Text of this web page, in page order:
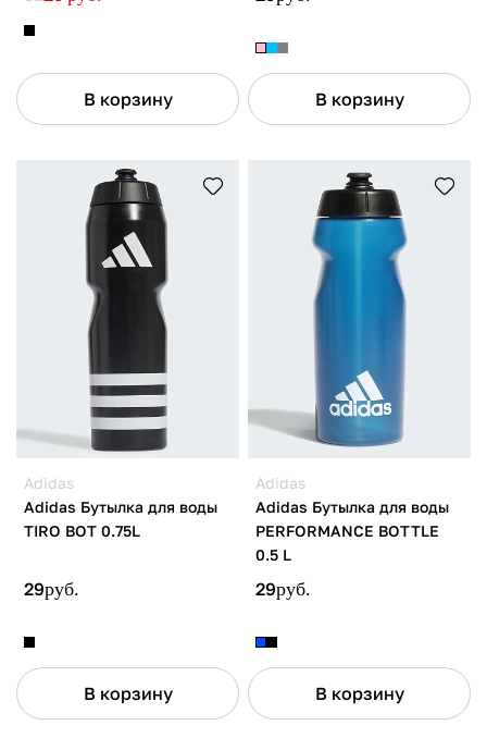
В корзину В корзину
Adidas
Adidas Бутылка для воды
TIRO BOT 0.75L
29руб.
В корзину
Adidas
Adidas Бутылка для воды
PERFORMANCE BOTTLE
0.5 L
29руб.
В корзину